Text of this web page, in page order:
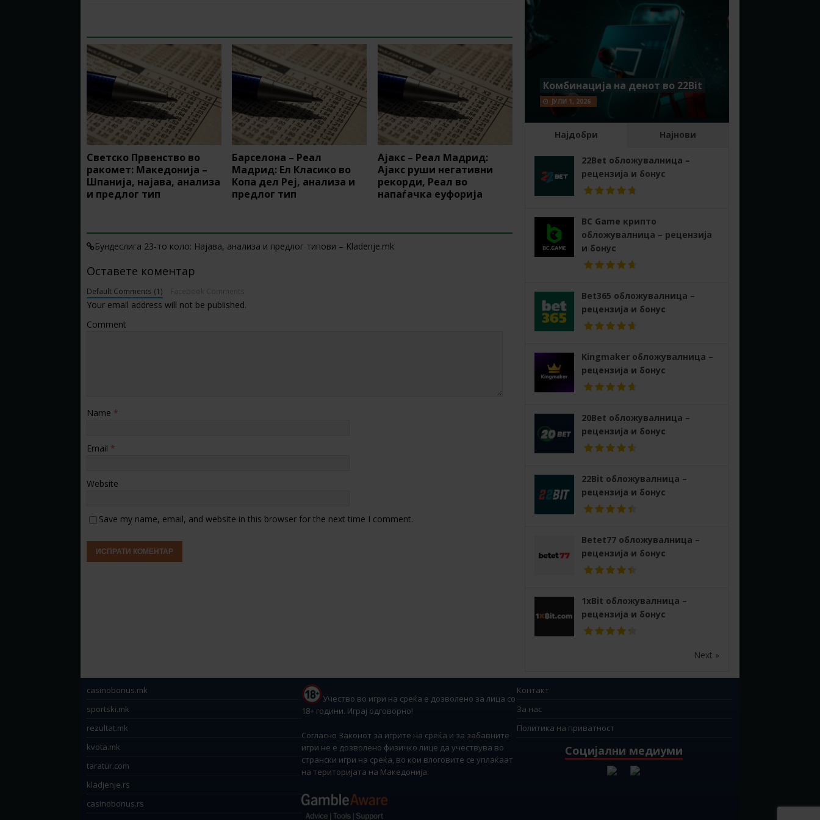
Светско Првенство во
ракомет: Македонија –
Шпанија, најава, анализа
и предлог тип
Барселона – Реал
Мадрид: Ел Класико во
Копа дел Реј, анализа и
предлог тип
Ајакс – Реал Мадрид:
Ајакс руши негативни
рекорди, Реал во
напаѓачка еуфорија
Бундеслига 23-то коло: Најава, анализа и предлог типови – Kladenje.mk
Оставете коментар
Default Comments (1)
Your email address will not be published.
Comment
Name *
Email *
Website
Save my name, email, and website in this browser for the next time I comment.
Комбинација на денот во 22Bit
ЈУЛИ 1, 2026
Најдобри Најнови
22Bet обложувалница –
рецензија и бонус
BC Game крипто
обложувалница – рецензија
и бонус
Bet365 обложувалница –
рецензија и бонус
Kingmaker обложувалница –
рецензија и бонус
20Bet обложувалница –
рецензија и бонус
22Bit обложувалница –
рецензија и бонус
Betet77 обложувалница –
рецензија и бонус
1xBit обложувалница –
рецензија и бонус
Next »
casinobonus.mk
sportski.mk
rezultat.mk
kvota.mk
taratur.com
kladjenje.rs
casinobonus.rs
Учество во игри на среќа е дозволено за лица со
18+ години. Играј одговорно!
Согласно Законот за игрите на среќа и за забавните
игри не е дозволено физичко лице да учествува во
странски игри на среќа, во кои влоговите се уплаќаат
на територијата на Македонија.
Контакт
За нас
Политика на приватност
Социјални медиуми